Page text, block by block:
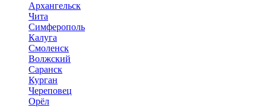
Архангельск
Чита
Симферополь
Калуга
Смоленск
Волжский
Саранск
Курган
Череповец
Орёл